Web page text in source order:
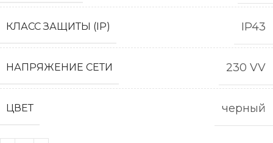
КЛАСС ЗАЩИТЫ (IP) IP43
НАПРЯЖЕНИЕ СЕТИ 230 VV
ЦВЕТ черный